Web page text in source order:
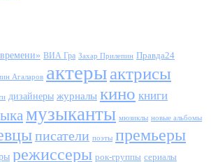
ВИА Гра Захар Прилепин Правда24
Агаларов актерыактрисы
дизайнеры журналы кино книги
музыканты мюзиклы новые альбомы
писатели поэты премьеры
режиссеры рок-группы сериалы